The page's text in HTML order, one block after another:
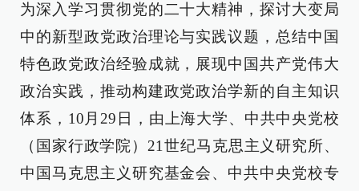
为深入学习贯彻党的二十大精神，探讨大变局
中的新型政党政治理论与实践议题，总结中国
特色政党政治经验成就，展现中国共产党伟大
政治实践，推动构建政党政治学新的自主知识
体系，10月29日，由上海大学、中共中央党校
（国家行政学院）21世纪马克思主义研究所、
中国马克思主义研究基金会、中共中央党校专